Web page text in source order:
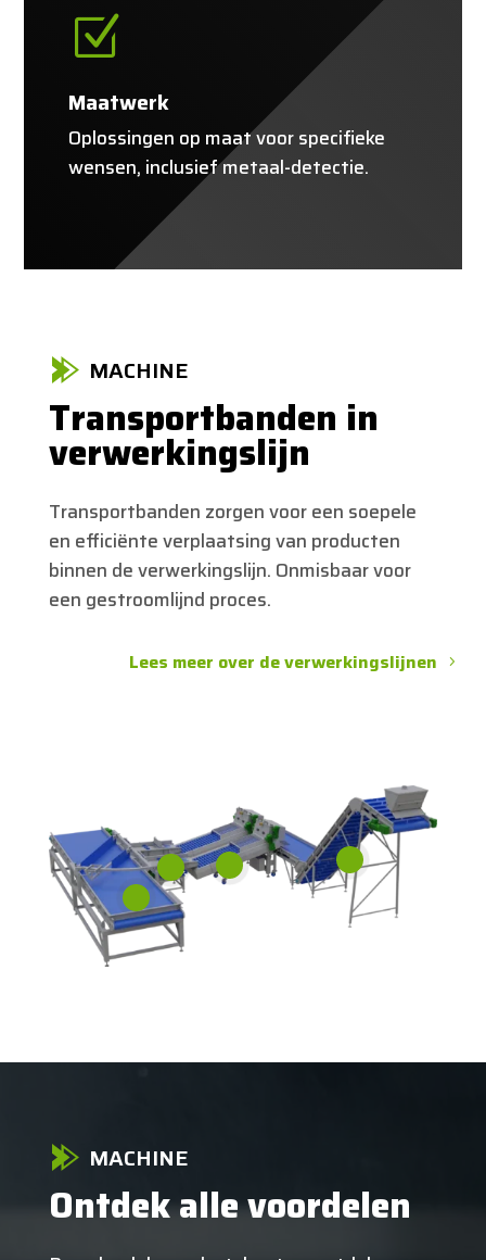
Z
Maatwerk
Oplossingen op maat voor specifieke
wensen, inclusief metaal-detectie.
MACHINE
Transportbanden in
verwerkingslijn
Transportbanden zorgen voor een soepele
en efficiënte verplaatsing van producten
binnen de verwerkingslijn. Onmisbaar voor
een gestroomlijnd proces.
Lees meer over de verwerkingslijnen
MACHINE
Ontdek alle voordelen